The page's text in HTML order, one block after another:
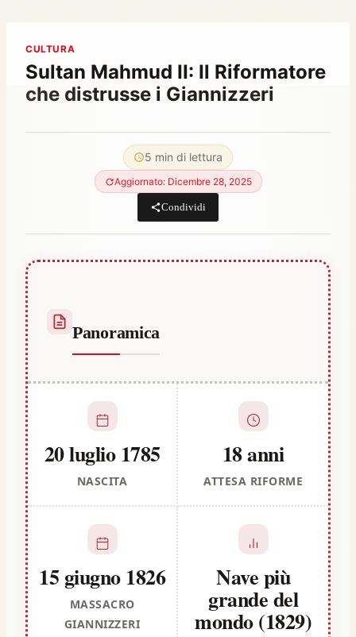
CULTURA
Sultan Mahmud II: Il Riformatore
che distrusse i Giannizzeri
5 min di lettura
Aggiornato: Dicembre 28, 2025
Condividi
Panoramica
20 luglio 1785
NASCITA
18 anni
ATTESA RIFORME
15 giugno 1826
MASSACRO
GIANNIZZERI
Nave più
grande del
mondo (1829)